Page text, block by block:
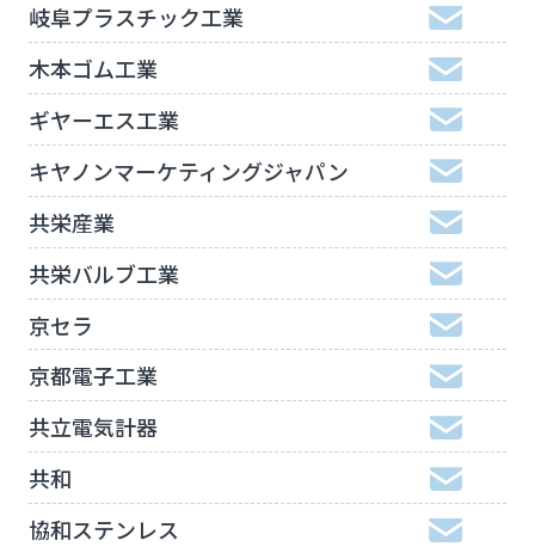
岐阜プラスチック工業
木本ゴム工業
ギヤーエス工業
キヤノンマーケティングジャパン
共栄産業
共栄バルブ工業
京セラ
京都電子工業
共立電気計器
共和
協和ステンレス